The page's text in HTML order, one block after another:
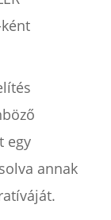
egy
annak